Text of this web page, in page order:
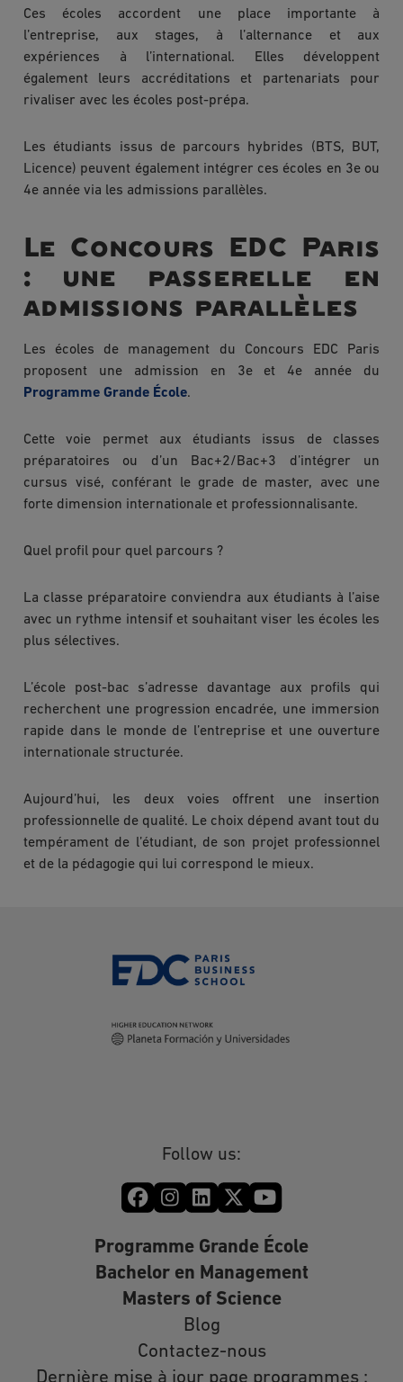
Ces écoles accordent une place importante à
l’entreprise, aux stages, à l’alternance et aux
expériences à l’international. Elles développent
également leurs accréditations et partenariats pour
rivaliser avec les écoles post-prépa.
Les étudiants issus de parcours hybrides (BTS, BUT,
Licence) peuvent également intégrer ces écoles en 3e ou
4e année via les admissions parallèles.
Le Concours EDC Paris
: une passerelle en
admissions parallèles
Les écoles de management du Concours EDC Paris
proposent une admission en 3e et 4e année du
Programme Grande École.
Cette voie permet aux étudiants issus de classes
préparatoires ou d’un Bac+2/Bac+3 d’intégrer un
cursus visé, conférant le grade de master, avec une
forte dimension internationale et professionnalisante.
Quel profil pour quel parcours ?
La classe préparatoire conviendra aux étudiants à l’aise
avec un rythme intensif et souhaitant viser les écoles les
plus sélectives.
L’école post-bac s’adresse davantage aux profils qui
recherchent une progression encadrée, une immersion
rapide dans le monde de l’entreprise et une ouverture
internationale structurée.
Aujourd’hui, les deux voies offrent une insertion
professionnelle de qualité. Le choix dépend avant tout du
tempérament de l’étudiant, de son projet professionnel
et de la pédagogie qui lui correspond le mieux.
Follow us:
Programme Grande École
Bachelor en Management
Masters of Science
Blog
Contactez-nous
Dernière mise à jour page programmes :